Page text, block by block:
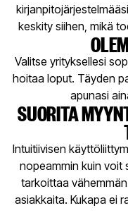
keskity siihen, mikä
Valitse yrityksellesi
hoitaa loput. Täyden
apunasi
SUORITA
Intuitiivisen
nopeammin kuin voit
tarkoittaa
asiakkaita. Kukapa ei